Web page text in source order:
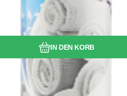
IN DEN KORB